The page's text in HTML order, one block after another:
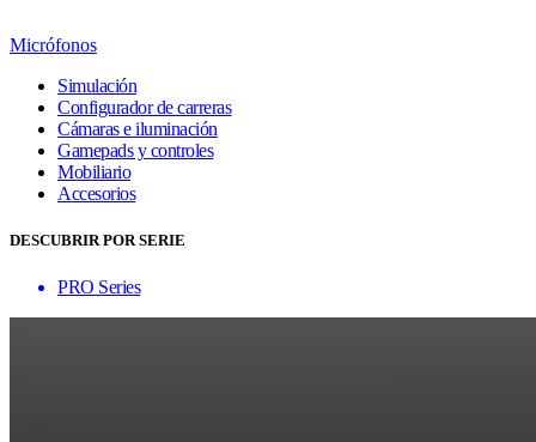
Micrófonos
Simulación
Configurador de carreras
Cámaras e iluminación
Gamepads y controles
Mobiliario
Accesorios
DESCUBRIR POR SERIE
PRO Series